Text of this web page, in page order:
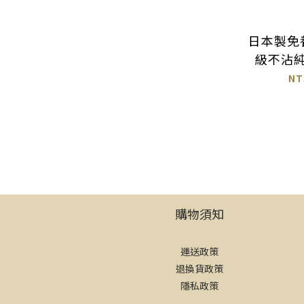
日本製
級不沾
購物須知
運送政策
退換貨政策
隱私政策